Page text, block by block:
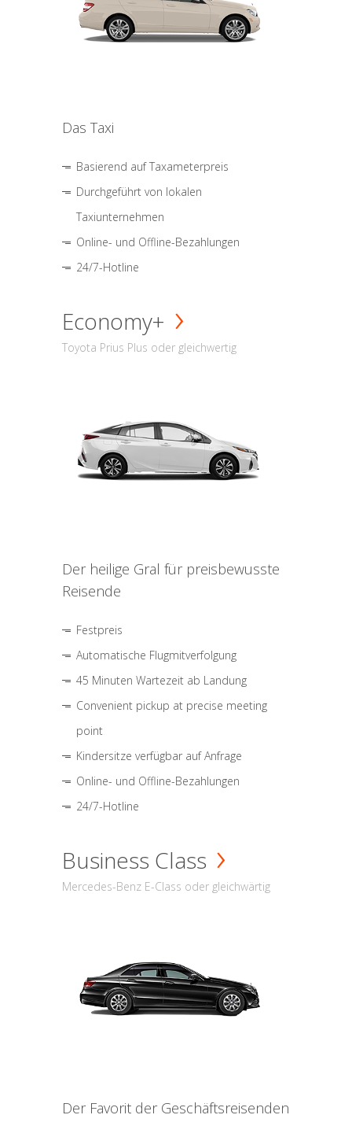
Das Taxi
Basierend auf Taxameterpreis
Durchgeführt von lokalen
Taxiunternehmen
Online- und Offline-Bezahlungen
24/7-Hotline
Economy+
Toyota Prius Plus oder gleichwertig
Der heilige Gral für preisbewusste
Reisende
Festpreis
Automatische Flugmitverfolgung
45 Minuten Wartezeit ab Landung
Convenient pickup at precise meeting
point
Kindersitze verfügbar auf Anfrage
Online- und Offline-Bezahlungen
24/7-Hotline
Business Class
Mercedes-Benz E-Class oder gleichwärtig
Der Favorit der Geschäftsreisenden